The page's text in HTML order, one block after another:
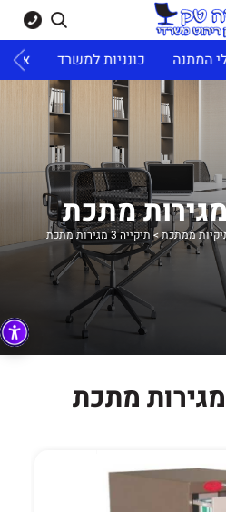
המתנה כונניות למשרד
ממתכת> תיקייה 3 מגירות מתכת